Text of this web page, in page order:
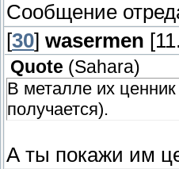
Сообщение
[30] wasermen
Quote (Sahara)
В металле их ценник
получается).
А ты покажи им